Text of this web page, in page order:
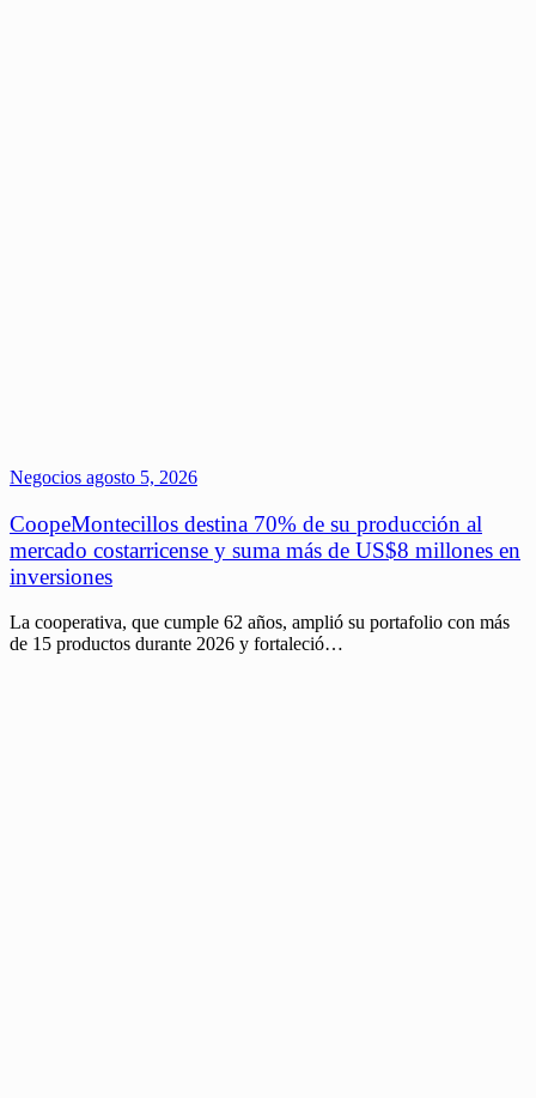
Negocios agosto 5, 2026
CoopeMontecillos destina 70% de su producción al
mercado costarricense y suma más de US$8 millones en
inversiones
La cooperativa, que cumple 62 años, amplió su portafolio con más
de 15 productos durante 2026 y fortaleció…